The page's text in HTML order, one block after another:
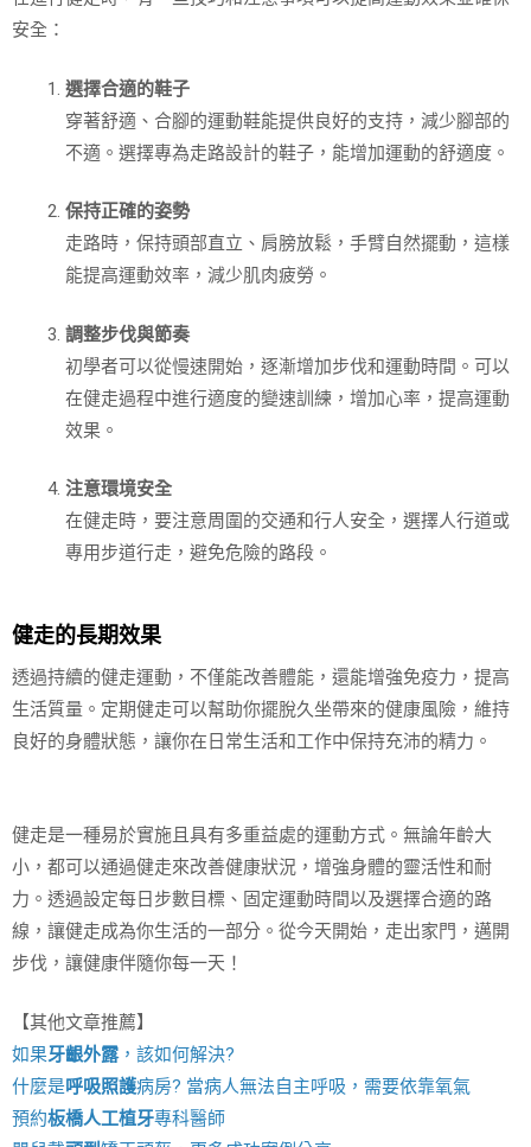
安全：
選擇合適的鞋子
穿著舒適、合腳的運動鞋能提供良好的支持，減少腳部的
不適。選擇專為走路設計的鞋子，能增加運動的舒適度。
保持正確的姿勢
走路時，保持頭部直立、肩膀放鬆，手臂自然擺動，這樣
能提高運動效率，減少肌肉疲勞。
調整步伐與節奏
初學者可以從慢速開始，逐漸增加步伐和運動時間。可以
在健走過程中進行適度的變速訓練，增加心率，提高運動
效果。
注意環境安全
在健走時，要注意周圍的交通和行人安全，選擇人行道或
專用步道行走，避免危險的路段。
健走的長期效果
透過持續的健走運動，不僅能改善體能，還能增強免疫力，提高
生活質量。定期健走可以幫助你擺脫久坐帶來的健康風險，維持
良好的身體狀態，讓你在日常生活和工作中保持充沛的精力。
健走是一種易於實施且具有多重益處的運動方式。無論年齡大
小，都可以通過健走來改善健康狀況，增強身體的靈活性和耐
力。透過設定每日步數目標、固定運動時間以及選擇合適的路
線，讓健走成為你生活的一部分。從今天開始，走出家門，邁開
步伐，讓健康伴隨你每一天！
【其他文章推薦】
如果牙齦外露，該如何解決?
什麼是呼吸照護病房? 當病人無法自主呼吸，需要依靠氧氣
預約板橋人工植牙專科醫師